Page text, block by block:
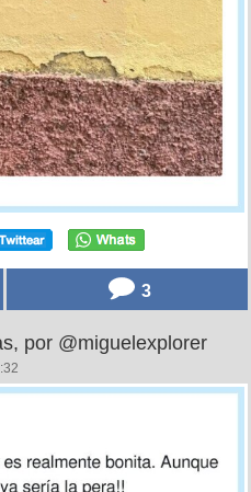
3
por @miguelexplorer